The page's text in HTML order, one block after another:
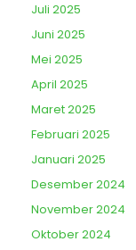
Juli 2025
Juni 2025
Mei 2025
April 2025
Maret 2025
Februari 2025
Januari 2025
Desember 2024
November 2024
Oktober 2024